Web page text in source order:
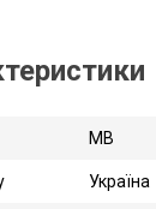
MB
Україна